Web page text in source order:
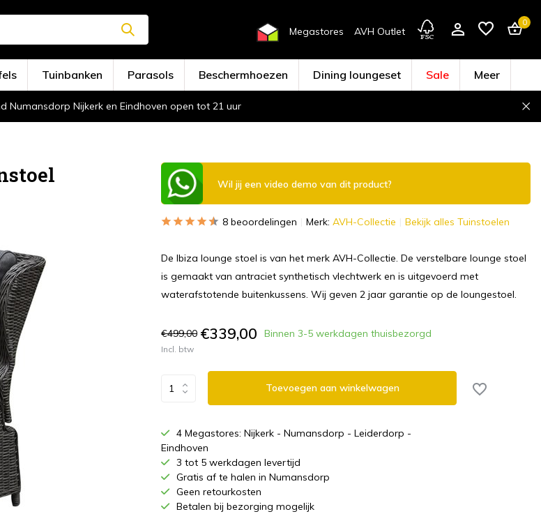
Megastores AVH Outlet
0
Tuinbanken Parasols Beschermhoezen Dining loungeset Sale Meer
Numansdorp Nijkerk en Eindhoven open tot 21 uur
Wil jij een video demo van dit product?
8 beoordelingen Merk: AVH-Collectie Bekijk alles Tuinstoelen
De Ibiza lounge stoel is van het merk AVH-Collectie. De verstelbare lounge stoel
is gemaakt van antraciet synthetisch vlechtwerk en is uitgevoerd met
waterafstotende buitenkussens. Wij geven 2 jaar garantie op de loungestoel.
€499,00 €339,00 Binnen 3-5 werkdagen thuisbezorgd
Incl. btw
Toevoegen aan winkelwagen
4 Megastores: Nijkerk - Numansdorp - Leiderdorp -
Eindhoven
3 tot 5 werkdagen levertijd
Gratis af te halen in Numansdorp
Geen retourkosten
Betalen bij bezorging mogelijk